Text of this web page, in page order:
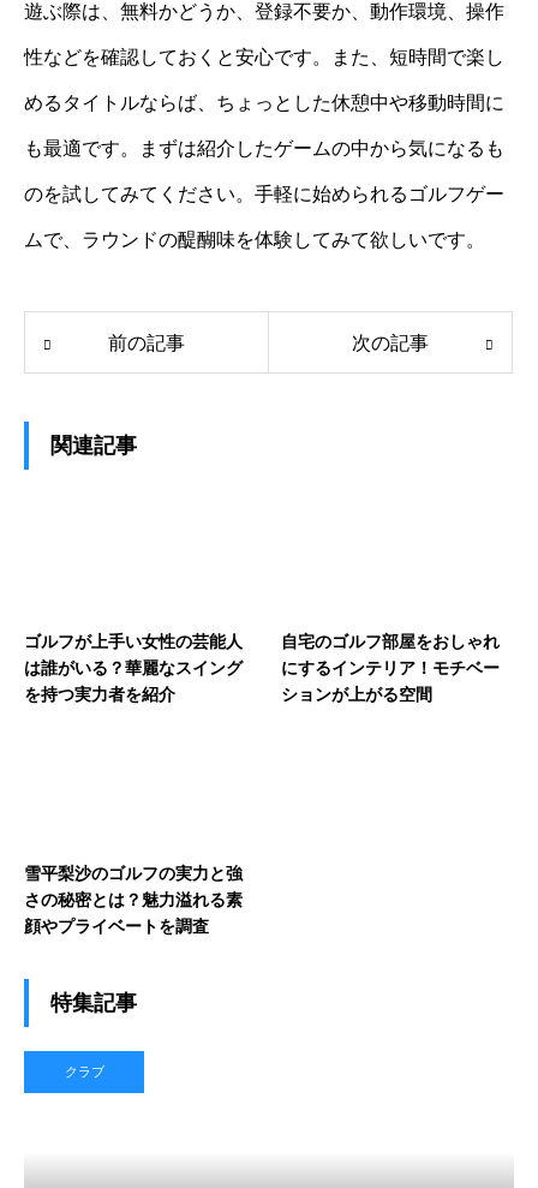
遊ぶ際は、無料かどうか、登録不要か、動作環境、操作
性などを確認しておくと安心です。また、短時間で楽し
めるタイトルならば、ちょっとした休憩中や移動時間に
も最適です。まずは紹介したゲームの中から気になるも
のを試してみてください。手軽に始められるゴルフゲー
ムで、ラウンドの醍醐味を体験してみて欲しいです。
前の記事 次の記事
関連記事
ゴルフが上手い女性の芸能人
は誰がいる？華麗なスイング
を持つ実力者を紹介
自宅のゴルフ部屋をおしゃれ
にするインテリア！モチベー
ションが上がる空間
雪平梨沙のゴルフの実力と強
さの秘密とは？魅力溢れる素
顔やプライベートを調査
特集記事
クラブ